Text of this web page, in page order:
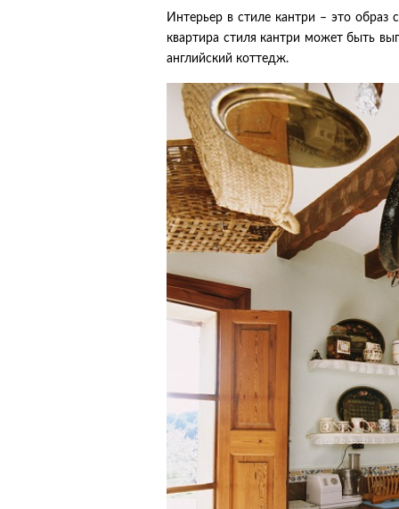
Интерьер в стиле кантри – это образ
квартира стиля кантри может быть
английский коттедж.